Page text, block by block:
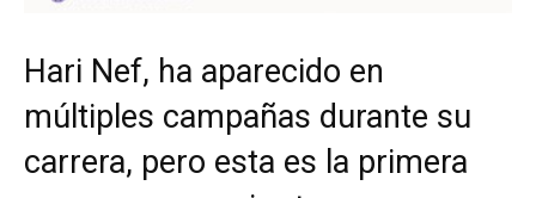
Hari Nef, ha aparecido en
múltiples campañas durante su
carrera, pero esta es la primera